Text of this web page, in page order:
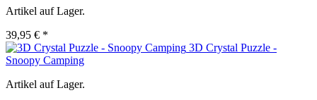
Artikel auf Lager.
39,95 € *
3D Crystal Puzzle -
Snoopy Camping
Artikel auf Lager.